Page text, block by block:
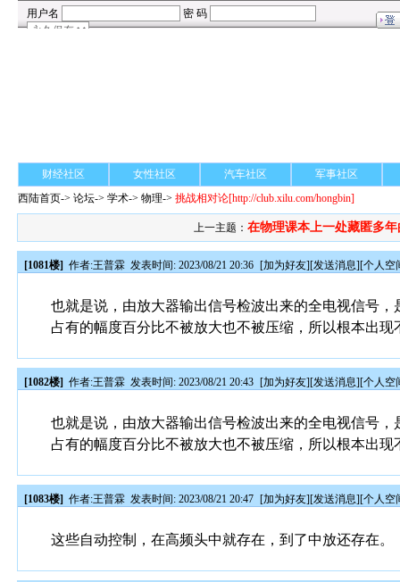
财经社区 女性社区 汽车社区
军事社区
西陆首页->论坛->学术-> 物理->挑战相对论[http://club.xilu.com/hongbin]
上一主题： 在物理课本上一处藏匿多年
[1081楼] 作者:王普霖 发表时间: 2023/08/21 20:36 [加为好友][发送消息][个人空
也就是说，由放大器输出信号检波出来的全电视信号
占有的幅度百分比不被放大也不被压缩，所以根本出现
[1082楼] 作者:王普霖 发表时间: 2023/08/21 20:43 [加为好友][发送消息][个人空
也就是说，由放大器输出信号检波出来的全电视信号
占有的幅度百分比不被放大也不被压缩，所以根本出现
[1083楼] 作者:王普霖 发表时间: 2023/08/21 20:47 [加为好友][发送消息][个人空
这些自动控制，在高频头中就存在，到了中放还存在。